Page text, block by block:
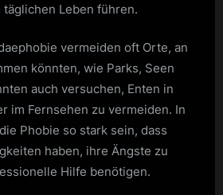
Leben führen.
vermeiden oft Orte, an
könnten, wie Parks, Seen
auch versuchen, Enten in
im Fernsehen zu vermeiden. In
Phobie so stark sein, dass
haben, ihre Ängste zu
Hilfe benötigen.